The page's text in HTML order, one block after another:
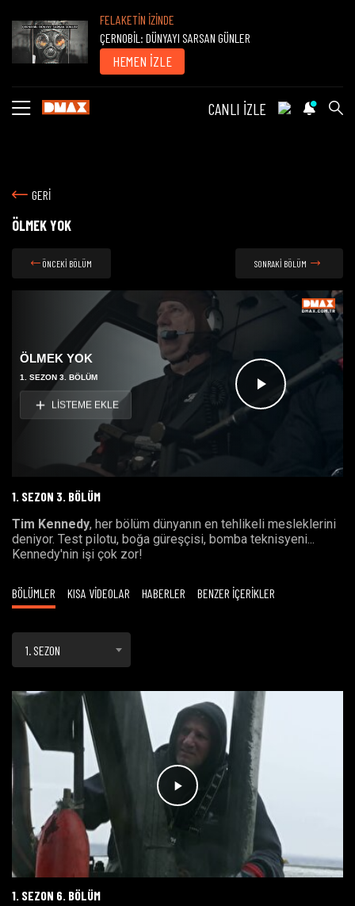
FELAKETİN İZİNDE
ÇERNOBİL: DÜNYAYI SARSAN GÜNLER
HEMEN İZLE
CANLI İZLE
GERİ
ÖLMEK YOK
ÖNCEKİ BÖLÜM SONRAKİ BÖLÜM
Videoyu
ÖLMEK YOK
1. SEZON 3. BÖLÜM
LİSTEME EKLE
1. SEZON 3. BÖLÜM
Tim Kennedy, her bölüm dünyanın en tehlikeli mesleklerini
deniyor. Test pilotu, boğa güreşçisi, bomba teknisyeni...
Kennedy'nin işi çok zor!
BÖLÜMLER KISA VİDEOLAR HABERLER BENZER İÇERİKLER
1. SEZON
1. SEZON 6. BÖLÜM